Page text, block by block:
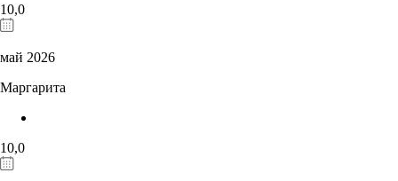
10,0
май 2026
Маргарита
10,0